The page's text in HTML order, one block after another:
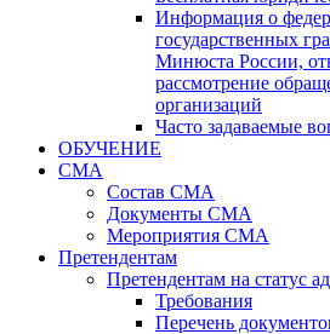
Информация о
государственных
Минюста России,
рассмотрение
организаций
Часто задаваемые
ОБУЧЕНИЕ
СМА
Состав СМА
Документы СМА
Мероприятия СМА
Претендентам
Претендентам на статус
Требования
Перечень